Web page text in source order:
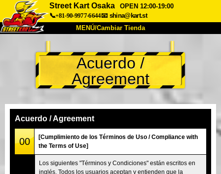
Street Kart Osaka
OPEN 12:00-19:00
📞+81-90-9977-6644📧 shina@kart.st
MENÚ/Cambiar Tienda
Acerca de Especificaciones Precios
Acceso Testimonios Preguntas Frecuentes
Cambiar Tienda
Tokyo Akihabara#2
Tokyo Shibuya Annex Tokyo Bay
Acuerdo /
Agreement
Acuerdo / Agreement
00
[Cumplimiento de los Términos de Uso / Compliance with
the Terms of Use]
Los siguientes "Términos y Condiciones" están escritos en
inglés. Todos los usuarios aceptan y entienden que la